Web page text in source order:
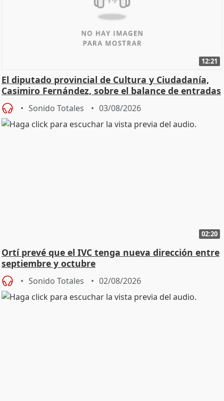
12:21
El diputado provincial de Cultura y Ciudadanía,
Casimiro Fernández, sobre el balance de entradas
Sonido Totales 03/08/2026
02:20
Ortí prevé que el IVC tenga nueva dirección entre
septiembre y octubre
Sonido Totales 02/08/2026